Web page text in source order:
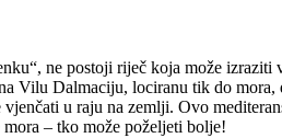
ne postoji riječ koja može izraziti
Vilu Dalmaciju, lociranu tik do mora,
u raju na zemlji. Ovo
– tko može poželjeti bolje!